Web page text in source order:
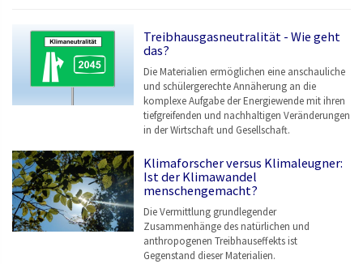
Treibhausgasneutralität - Wie geht
das?
Die Materialien ermöglichen eine anschauliche
und schülergerechte Annäherung an die
komplexe Aufgabe der Energiewende mit ihren
tiefgreifenden und nachhaltigen Veränderungen
in der Wirtschaft und Gesellschaft.
Klimaforscher versus Klimaleugner:
Ist der Klimawandel
menschengemacht?
Die Vermittlung grundlegender
Zusammenhänge des natürlichen und
anthropogenen Treibhauseffekts ist
Gegenstand dieser Materialien.